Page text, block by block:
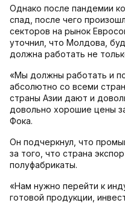
Однако после пандемии
спад, после чего
секторов на рынок
уточнил, что Молдова,
должна работать не
«Мы должны работать и
абсолютно со всеми
страны Азии дают и
довольно хорошие цены
Фока.
Он подчеркнул, что
за того, что страна
полуфабрикаты.
«Нам нужно перейти к
готовой продукции,